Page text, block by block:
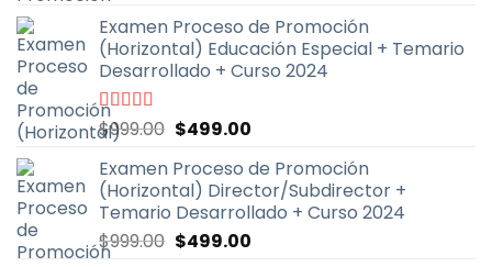
5
original
era:
$999.00.
actual
es:
$499.00.
Examen Proceso de Promoción
(Horizontal) Educación Especial + Temario
Desarrollado + Curso 2024
Valorado
con
5
$999.00 El
original
era:
$999.00.
$499.00El
actual
es:
$499.00.
Examen Proceso de Promoción
(Horizontal) Director/Subdirector +
Temario Desarrollado + Curso 2024
$999.00 El
$499.00El